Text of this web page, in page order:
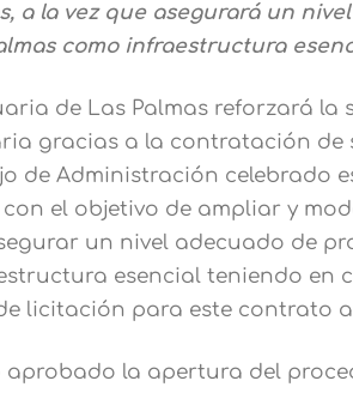
a la vez que asegurará un
como infraestructura
de Las Palmas reforzará la
gracias a la contratación de
de Administración celebrado
con el objetivo de ampliar y
un nivel adecuado de
esencial teniendo
licitación para este contrato
aprobado la apertura del